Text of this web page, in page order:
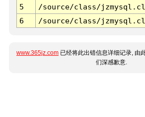
5
/source/class/
6
/source/class/
www.365jz.com 已经将此出错信息详细记录, 由
们深感歉意.